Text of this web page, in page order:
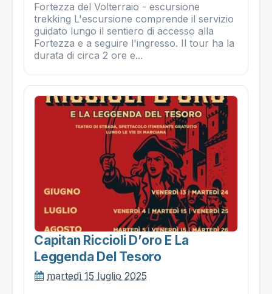
Fortezza del Volterraio - escursione
trekking L'escursione comprende il servizio
guidato lungo il sentiero di accesso alla
Fortezza e a seguire l'ingresso. Il tour ha la
durata di circa 2 ore e...
Capitan Riccioli D’oro E La
Leggenda Del Tesoro
martedì 15 luglio 2025